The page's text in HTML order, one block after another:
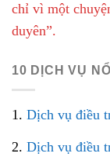
chỉ vì một
duyên”.
10 DỊCH VỤ
1. Dịch vụ điều
2. Dịch vụ điều